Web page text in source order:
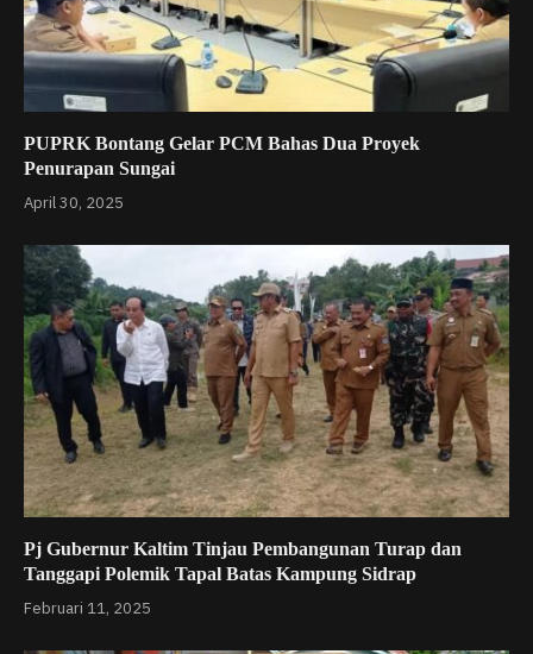
PUPRK Bontang Gelar PCM Bahas Dua Proyek
Penurapan Sungai
April 30, 2025
Pj Gubernur Kaltim Tinjau Pembangunan Turap dan
Tanggapi Polemik Tapal Batas Kampung Sidrap
Februari 11, 2025